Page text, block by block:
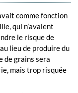
comme fonction
qui n’avaient
le risque de
lieu de produire du
de grains sera
mais trop risquée